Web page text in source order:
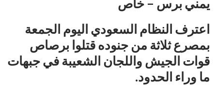
يمني برس – خاص
اعترف النظام السعودي اليوم الجمعة
بمصرع ثلاثة من جنوده قتلوا برصاص
قوات الجيش واللجان الشعيبة في جبهات
ما وراء الحدود.